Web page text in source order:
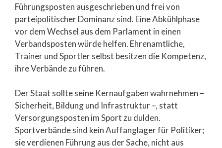
Führungsposten ausgeschrieben und frei von
parteipolitischer Dominanz sind. Eine Abkühlphase
vor dem Wechsel aus dem Parlament in einen
Verbandsposten würde helfen. Ehrenamtliche,
Trainer und Sportler selbst besitzen die Kompetenz,
ihre Verbände zu führen.
Der Staat sollte seine Kernaufgaben wahrnehmen –
Sicherheit, Bildung und Infrastruktur –, statt
Versorgungsposten im Sport zu dulden.
Sportverbände sind kein Auffanglager für Politiker;
sie verdienen Führung aus der Sache, nicht aus